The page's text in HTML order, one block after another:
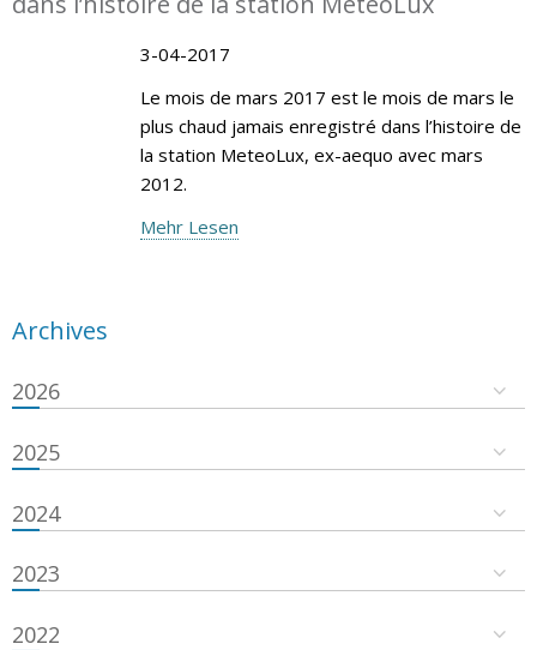
3-04-2017
Le mois de mars 2017 est le mois de mars le
plus chaud jamais enregistré dans l’histoire de
la station MeteoLux, ex-aequo avec mars
2012.
Mehr Lesen
Archives
2026
2025
2024
2023
2022